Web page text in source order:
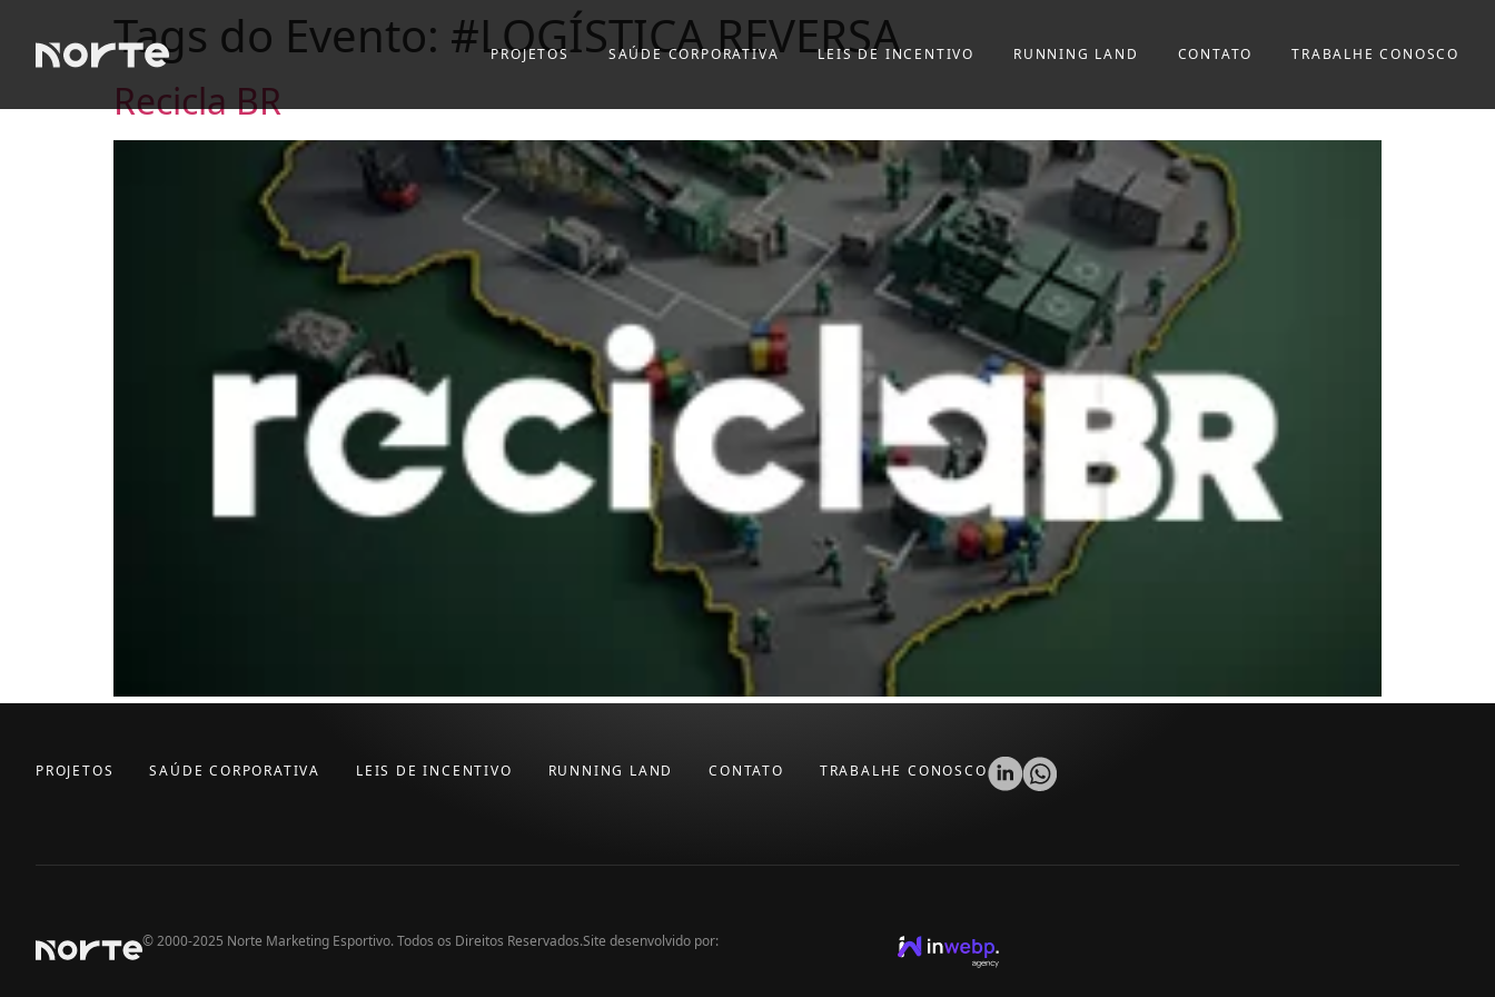
PROJETOS SAÚDE CORPORATIVA LEIS DE INCENTIVO RUNNING LAND CONTATO TRABALHE CONOSCO
Tags do Evento: #LOGÍSTICA REVERSA
Recicla BR
PROJETOS SAÚDE CORPORATIVA LEIS DE INCENTIVO RUNNING LAND CONTATO TRABALHE CONOSCO
© 2000-2025 Norte Marketing Esportivo. Todos os Direitos Reservados.Site desenvolvido por: